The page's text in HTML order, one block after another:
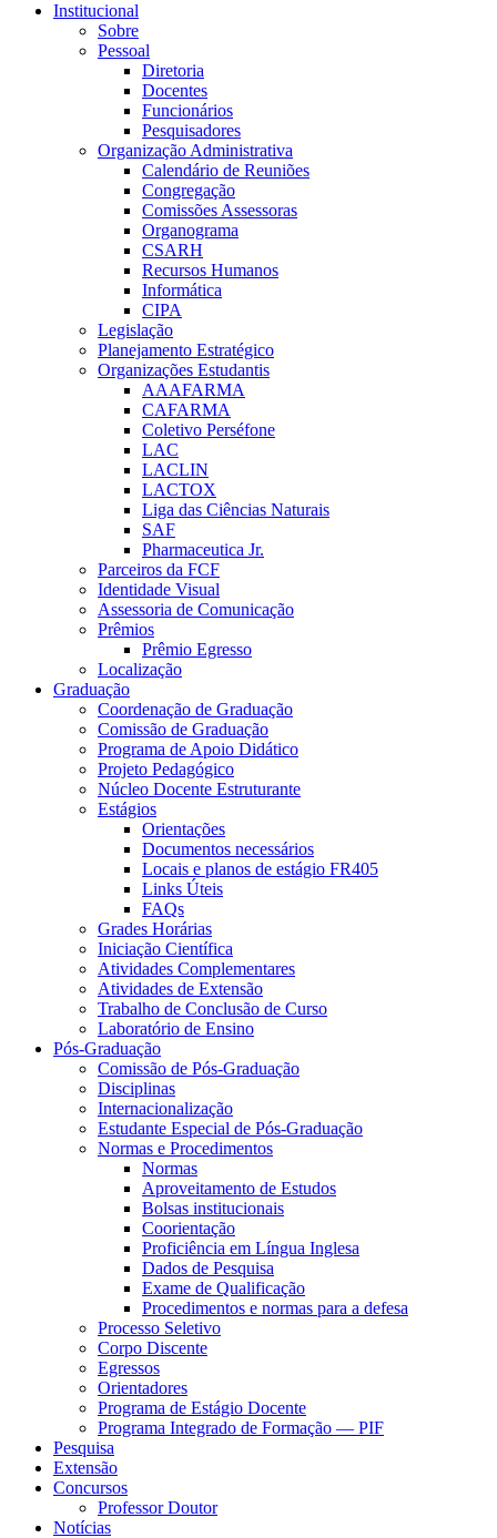
Institucional
Sobre
Pessoal
Diretoria
Docentes
Funcionários
Pesquisadores
Organização Administrativa
Calendário de Reuniões
Congregação
Comissões Assessoras
Organograma
CSARH
Recursos Humanos
Informática
CIPA
Legislação
Planejamento Estratégico
Organizações Estudantis
AAAFARMA
CAFARMA
Coletivo Perséfone
LAC
LACLIN
LACTOX
Liga das Ciências Naturais
SAF
Pharmaceutica Jr.
Parceiros da FCF
Identidade Visual
Assessoria de Comunicação
Prêmios
Prêmio Egresso
Localização
Graduação
Coordenação de Graduação
Comissão de Graduação
Programa de Apoio Didático
Projeto Pedagógico
Núcleo Docente Estruturante
Estágios
Orientações
Documentos necessários
Locais e planos de estágio FR405
Links Úteis
FAQs
Grades Horárias
Iniciação Científica
Atividades Complementares
Atividades de Extensão
Trabalho de Conclusão de Curso
Laboratório de Ensino
Pós-Graduação
Comissão de Pós-Graduação
Disciplinas
Internacionalização
Estudante Especial de Pós-Graduação
Normas e Procedimentos
Normas
Aproveitamento de Estudos
Bolsas institucionais
Coorientação
Proficiência em Língua Inglesa
Dados de Pesquisa
Exame de Qualificação
Procedimentos e normas para a defesa
Processo Seletivo
Corpo Discente
Egressos
Orientadores
Programa de Estágio Docente
Programa Integrado de Formação — PIF
Pesquisa
Extensão
Concursos
Professor Doutor
Notícias